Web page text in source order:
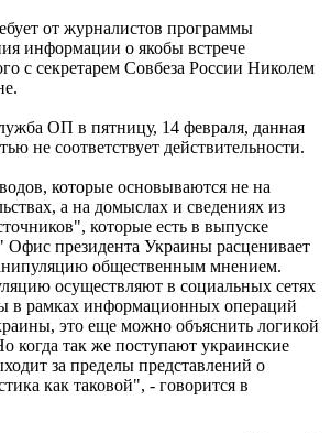
от журналистов программы
информации о якобы встрече
с секретарем Совбеза России Николем
ОП в пятницу, 14 февраля, данная
не соответствует действительности.
которые основываются не на
а на домыслах и сведениях из
которые есть в выпуске
президента Украины расценивает
общественным мнением.
осуществляют в социальных сетях
в рамках информационных операций
это еще можно объяснить логикой
когда так же поступают украинские
за пределы представлений о
как таковой", - говорится в